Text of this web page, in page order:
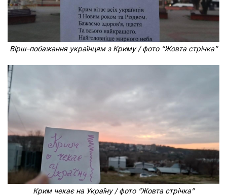
Вірш-побажання українцям з Криму / фото “Жовта стрічка”
Крим чекає на Україну / фото “Жовта стрічка”